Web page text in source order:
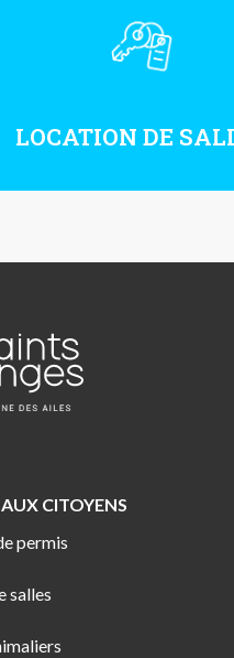
LOCATION DE
AUX CITOYENS
permis
salles